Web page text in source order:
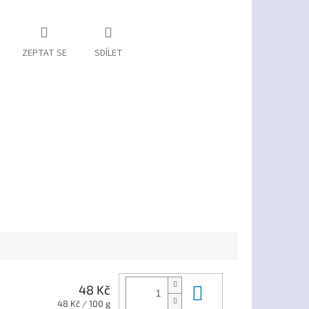
ZEPTAT SE SDÍLET
48 Kč
Měrná
48 Kč / 100 g